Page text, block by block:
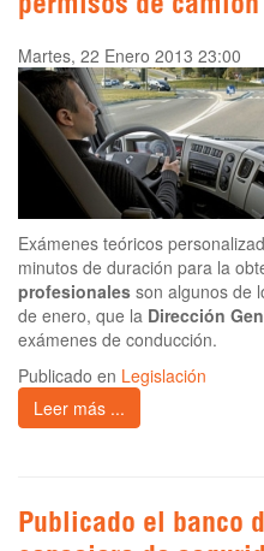
permisos de camión
Martes, 22 Enero 2013 23:00
Exámenes teóricos
minutos de duración para la
profesionales son algunos de
de enero, que la Dirección
exámenes de conducción.
Publicado en Legislación
Leer más ...
Publicado el banco